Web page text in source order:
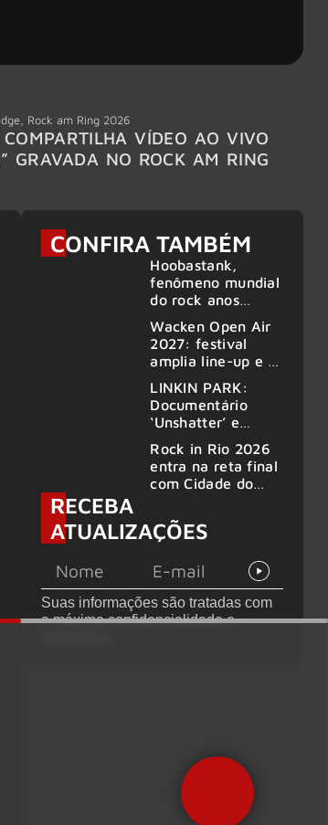
Rock am Ring 2026
COMPARTILHA VÍDEO AO VIVO
GRAVADA NO ROCK AM RING
CONFIRA TAMBÉM
Hoobastank,
fenômeno mundial
do rock anos
Brasil para 6
shows
Wacken Open Air
2027: festival
amplia line-up e já
50 bandas
LINKIN PARK:
Documentário
‘Unshatter’ e
anunciados
Rock in Rio 2026
entra na reta final
com Cidade do
montagem
acelerada e line-
confirmado
RECEBA
ATUALIZAÇÕES
Suas informações são tratadas com
a máxima confidencialidade e